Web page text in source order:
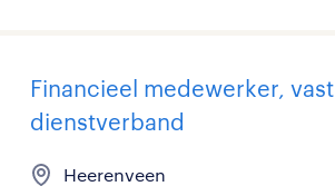
Financieel medewerker, vast
dienstverband
Heerenveen